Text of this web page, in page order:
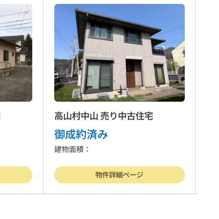
高山村中山 売り中古住宅
御成約済み
建物面積：
物件詳細ページ
件 賃貸物件
お問合わせ